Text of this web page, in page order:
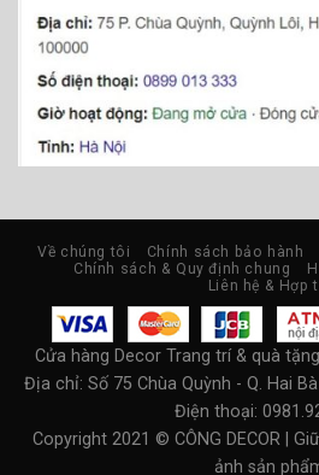
Về chúng tôi Chính sách bảo hành
Chính sách & Quy định chung
Liên hệ & Hợp
Cửa hàng Decor Trang trí & quà
Địa chỉ: Số 75 Chùa Quỳnh - Q. Hai
Điện thoại:
Copyright 2021 © CÔNG DECOR |
ảnh sản